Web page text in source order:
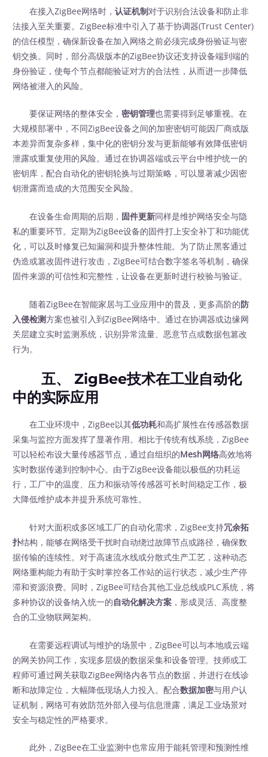
在接入ZigBee网络时，认证机制对于识别合法设备和防止非
法接入至关重要。ZigBee标准中引入了基于协调器(Trust Center)
的信任模型，确保新设备在加入网络之前必须完成身份验证与密
钥交换。同时，部分高级版本的ZigBee协议还支持设备端到端的
身份验证，使每个节点都能验证对方的合法性，从而进一步降低
网络被潜入的风险。
要保证网络的整体安全，密钥管理也需要得到足够重视。在
大规模部署中，不同ZigBee设备之间的加密密钥可能因厂商或版
本差异而复杂多样，集中化的密钥分发与更新能够有效降低密钥
泄露或重复使用的风险。通过在协调器端或云平台中维护统一的
密钥库，配合自动化的密钥轮换与过期策略，可以显著减少因密
钥泄露而造成的大范围安全风险。
在设备生命周期的后期， 固件更新同样是维护网络安全与隐
私的重要环节。定期为ZigBee设备的固件打上安全补丁和功能优
化，可以及时修复已知漏洞和提升整体性能。为了防止黑客通过
伪造或篡改固件进行攻击，ZigBee可结合数字签名等机制，确保
固件来源的可信性和完整性，让设备在更新时进行校验与验证。
随着ZigBee在智能家居与工业应用中的普及，更多高阶的防
入侵检测方案也被引入到ZigBee网络中。通过在协调器或边缘网
关层建立实时监测系统，识别异常流量、恶意节点或数据包篡改
行为。
五、 ZigBee技术在工业自动化
中的实际应用
在工业环境中，ZigBee以其低功耗和高扩展性在传感器数据
采集与监控方面发挥了显著作用。相比于传统有线系统，ZigBee
可以轻松布设大量传感器节点，通过自组织的Mesh网络高效地将
实时数据传递到控制中心。由于ZigBee设备能以极低的功耗运
行，工厂中的温度、压力和振动等传感器可长时间稳定工作，极
大降低维护成本并提升系统可靠性。
针对大面积或多区域工厂的自动化需求，ZigBee支持冗余拓
扑结构，能够在网络受干扰时自动绕过故障节点或路径，确保数
据传输的连续性。对于高速流水线或分散式生产工艺，这种动态
网络重构能力有助于实时掌控各工作站的运行状态，减少生产停
滞和资源浪费。同时，ZigBee可结合其他工业总线或PLC系统，将
多种协议的设备纳入统一的自动化解决方案 ，形成灵活、高度整
合的工业物联网架构。
在需要远程调试与维护的场景中，ZigBee可以与本地或云端
的网关协同工作，实现多层级的数据采集和设备管理。技师或工
程师可通过网关获取ZigBee网络内各节点的数据，并进行在线诊
断和故障定位，大幅降低现场人力投入。配合数据加密与用户认
证机制，网络可有效防范外部入侵与信息泄露，满足工业场景对
安全与稳定性的严格要求。
此外，ZigBee在工业监测中也常应用于能耗管理和预测性维